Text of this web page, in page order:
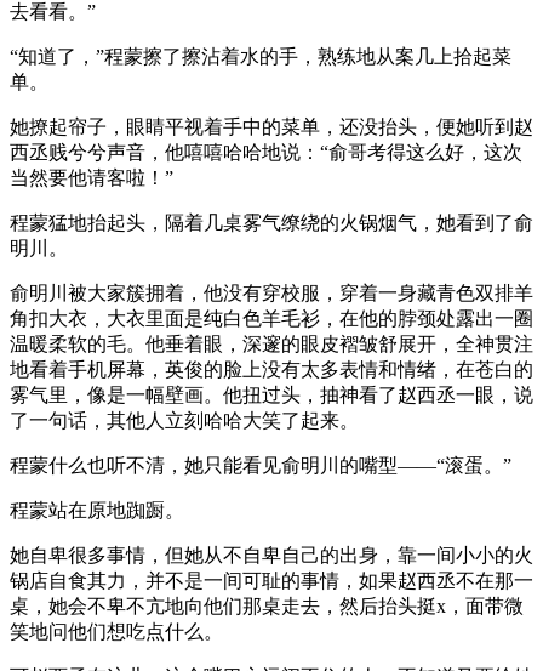
去看看。”
“知道了，”程蒙擦了擦沾着水的手，熟练地从案几上拾起菜
单。
她撩起帘子，眼睛平视着手中的菜单，还没抬头，便她听到赵
西丞贱兮兮声音，他嘻嘻哈哈地说：“俞哥考得这么好，这次
当然要他请客啦！”
程蒙猛地抬起头，隔着几桌雾气缭绕的火锅烟气，她看到了俞
明川。
俞明川被大家簇拥着，他没有穿校服，穿着一身藏青色双排羊
角扣大衣，大衣里面是纯白色羊毛衫，在他的脖颈处露出一圈
温暖柔软的毛。他垂着眼，深邃的眼皮褶皱舒展开，全神贯注
地看着手机屏幕，英俊的脸上没有太多表情和情绪，在苍白的
雾气里，像是一幅壁画。他扭过头，抽神看了赵西丞一眼，说
了一句话，其他人立刻哈哈大笑了起来。
程蒙什么也听不清，她只能看见俞明川的嘴型——“滚蛋。”
程蒙站在原地踟蹰。
她自卑很多事情，但她从不自卑自己的出身，靠一间小小的火
锅店自食其力，并不是一间可耻的事情，如果赵西丞不在那一
桌，她会不卑不亢地向他们那桌走去，然后抬头挺x，面带微
笑地问他们想吃点什么。